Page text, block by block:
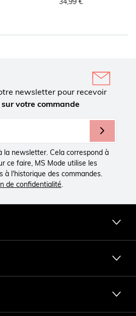
newsletter pour recevoir
votre commande
la newsletter. Cela correspond à
ce faire, MS Mode utilise les
à l'historique des commandes.
de confidentialité.